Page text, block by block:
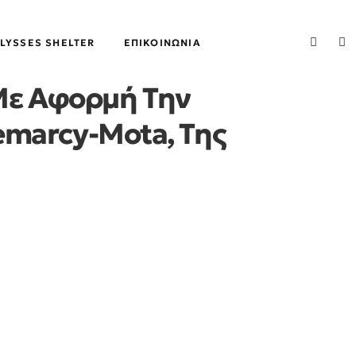
SHELTER ΕΠΙΚΟΙΝΩΝΊΑ
Αφορμή Την
Mota, Της